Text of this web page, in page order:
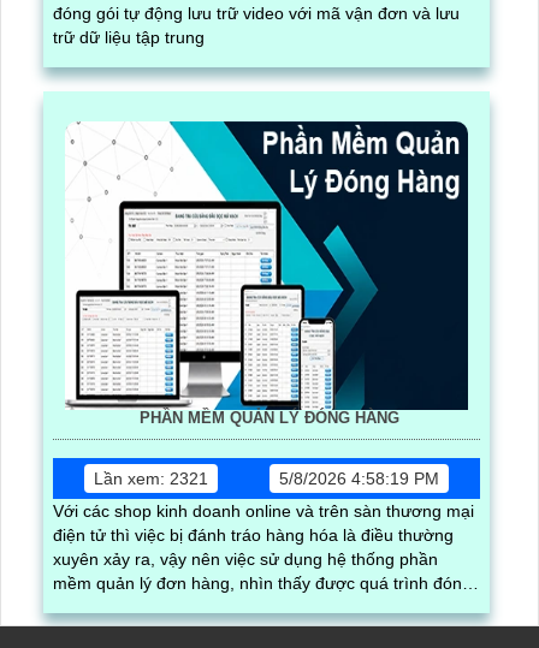
đóng gói tự động lưu trữ video với mã vận đơn và lưu
trữ dữ liệu tập trung
PHẦN MỀM QUẢN LÝ ĐÓNG HÀNG
Lần xem: 2321
5/8/2026 4:58:19 PM
Với các shop kinh doanh online và trên sàn thương mại
điện tử thì việc bị đánh tráo hàng hóa là điều thường
xuyên xảy ra, vậy nên việc sử dụng hệ thống phần
mềm quản lý đơn hàng, nhìn thấy được quá trình đóng
được ghi lại một cách dễ dàng